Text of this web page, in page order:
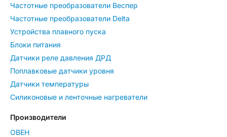
Частотные преобразователи Веспер
Частотные преобразователи Delta
Устройства плавного пуска
Блоки питания
Датчики реле давления ДРД
Поплавковые датчики уровня
Датчики температуры
Силиконовые и ленточные нагреватели
Производители
ОВЕН